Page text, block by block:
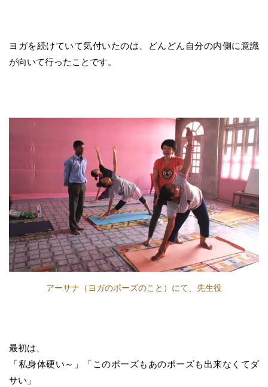
ヨガを続けていて気付いたのは、どんどん自分の内側に意識
が向いて行ったことです。
アーサナ（ヨガのポーズのこと）にて、先生役
最初は、
「私身体硬い～」「このポーズもあのポーズも出来なくてダ
サい」